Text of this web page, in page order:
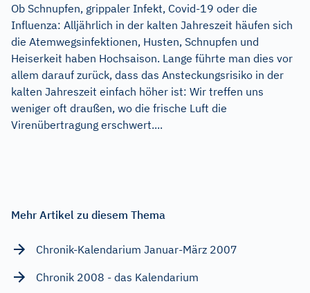
Ob Schnupfen, grippaler Infekt, Covid-19 oder die
Influenza: Alljährlich in der kalten Jahreszeit häufen sich
die Atemwegsinfektionen, Husten, Schnupfen und
Heiserkeit haben Hochsaison. Lange führte man dies vor
allem darauf zurück, dass das Ansteckungsrisiko in der
kalten Jahreszeit einfach höher ist: Wir treffen uns
weniger oft draußen, wo die frische Luft die
Virenübertragung erschwert....
Mehr Artikel zu diesem Thema
Chronik-Kalendarium Januar-März 2007
Chronik 2008 - das Kalendarium